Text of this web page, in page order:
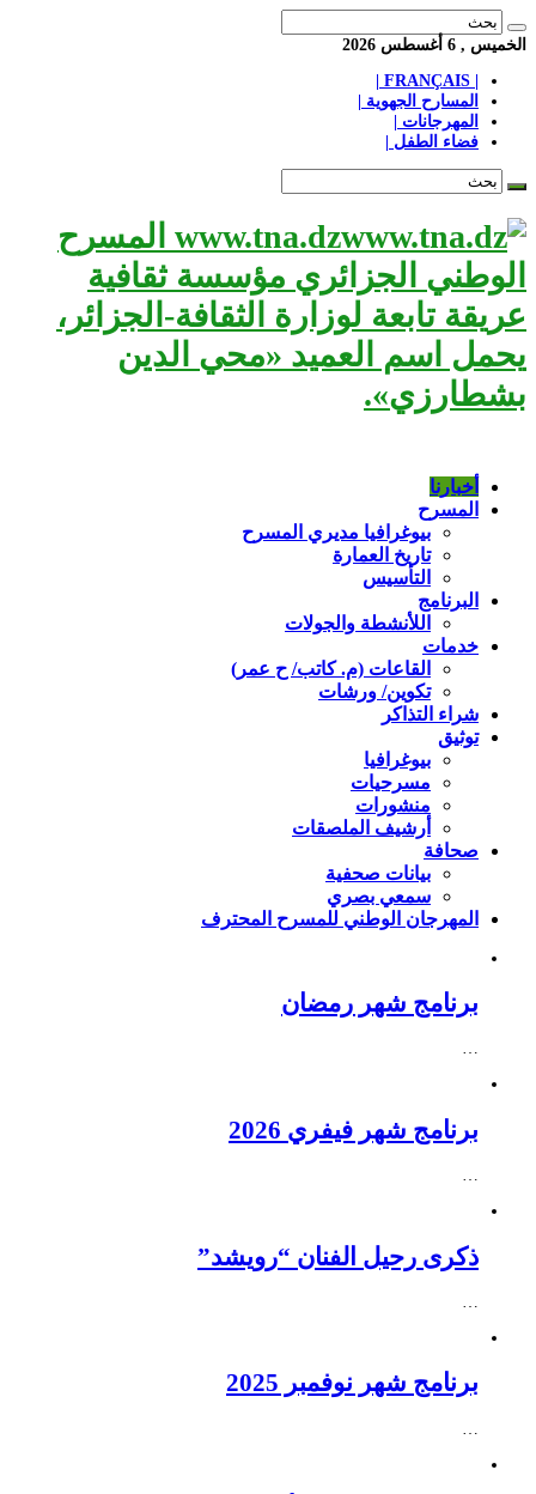
الخميس , 6 أغسطس 2026
المسارح الجهوية |
المهرجانات |
فضاء الطفل |
www.tna.dz المسرح
الوطني الجزائري مؤسسة ثقافية
عريقة تابعة لوزارة الثقافة-الجزائر،
يحمل اسم العميد «محي الدين
بشطارزي».
أخبارنا
المسرح
بيوغرافيا مديري المسرح
تاريخ العمارة
التأسيس
البرنامج
اللأنشطة والجولات
خدمات
القاعات (م. كاتب/ ح عمر)
تكوين/ ورشات
شراء التذاكر
توثيق
بيوغرافيا
مسرحيات
منشورات
أرشيف الملصقات
صحافة
بيانات صحفية
سمعي بصري
المهرجان الوطني للمسرح المحترف
برنامج شهر رمضان
…
برنامج شهر فيفري 2026
…
ذكرى رحيل الفنان “رويشد”
…
برنامج شهر نوفمبر 2025